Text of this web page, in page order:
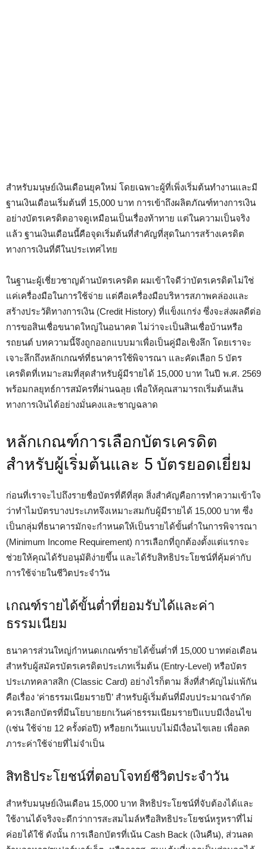
สำหรับมนุษย์เงินเดือนยุคใหม่ โดยเฉพาะผู้ที่เพิ่งเริ่มต้นทำงานและมี
ฐานเงินเดือนเริ่มต้นที่ 15,000 บาท การเข้าถึงผลิตภัณฑ์ทางการเงิน
อย่างบัตรเครดิตอาจดูเหมือนเป็นเรื่องท้าทาย แต่ในความเป็นจริง
แล้ว ฐานเงินเดือนนี้คือจุดเริ่มต้นที่สำคัญที่สุดในการสร้างเครดิต
ทางการเงินที่ดีในประเทศไทย
ในฐานะผู้เชี่ยวชาญด้านบัตรเครดิต ผมเข้าใจดีว่าบัตรเครดิตไม่ใช่
แค่เครื่องมือในการใช้จ่าย แต่คือเครื่องมือบริหารสภาพคล่องและ
สร้างประวัติทางการเงิน (Credit History) ที่แข็งแกร่ง ซึ่งจะส่งผลดีต่อ
การขอสินเชื่อขนาดใหญ่ในอนาคต ไม่ว่าจะเป็นสินเชื่อบ้านหรือ
รถยนต์ บทความนี้จึงถูกออกแบบมาเพื่อเป็นคู่มือเชิงลึก โดยเราจะ
เจาะลึกถึงหลักเกณฑ์ที่ธนาคารใช้พิจารณา และคัดเลือก 5 บัตร
เครดิตที่เหมาะสมที่สุดสำหรับผู้มีรายได้ 15,000 บาท ในปี พ.ศ. 2569
พร้อมกลยุทธ์การสมัครที่ผ่านฉลุย เพื่อให้คุณสามารถเริ่มต้นเส้น
ทางการเงินได้อย่างมั่นคงและชาญฉลาด
หลักเกณฑ์การเลือกบัตรเครดิต
สำหรับผู้เริ่มต้นและ 5 บัตรยอดเยี่ยม
ก่อนที่เราจะไปถึงรายชื่อบัตรที่ดีที่สุด สิ่งสำคัญคือการทำความเข้าใจ
ว่าทำไมบัตรบางประเภทจึงเหมาะสมกับผู้มีรายได้ 15,000 บาท ซึ่ง
เป็นกลุ่มที่ธนาคารมักจะกำหนดให้เป็นรายได้ขั้นต่ำในการพิจารณา
(Minimum Income Requirement) การเลือกที่ถูกต้องตั้งแต่แรกจะ
ช่วยให้คุณได้รับอนุมัติง่ายขึ้น และได้รับสิทธิประโยชน์ที่คุ้มค่ากับ
การใช้จ่ายในชีวิตประจำวัน
เกณฑ์รายได้ขั้นต่ำที่ยอมรับได้และค่า
ธรรมเนียม
ธนาคารส่วนใหญ่กำหนดเกณฑ์รายได้ขั้นต่ำที่ 15,000 บาทต่อเดือน
สำหรับผู้สมัครบัตรเครดิตประเภทเริ่มต้น (Entry-Level) หรือบัตร
ประเภทคลาสสิก (Classic Card) อย่างไรก็ตาม สิ่งที่สำคัญไม่แพ้กัน
คือเรื่อง ‘ค่าธรรมเนียมรายปี’ สำหรับผู้เริ่มต้นที่มีงบประมาณจำกัด
ควรเลือกบัตรที่มีนโยบายยกเว้นค่าธรรมเนียมรายปีแบบมีเงื่อนไข
(เช่น ใช้จ่าย 12 ครั้งต่อปี) หรือยกเว้นแบบไม่มีเงื่อนไขเลย เพื่อลด
ภาระค่าใช้จ่ายที่ไม่จำเป็น
สิทธิประโยชน์ที่ตอบโจทย์ชีวิตประจำวัน
สำหรับมนุษย์เงินเดือน 15,000 บาท สิทธิประโยชน์ที่จับต้องได้และ
ใช้งานได้จริงจะดีกว่าการสะสมไมล์หรือสิทธิประโยชน์หรูหราที่ไม่
ค่อยได้ใช้ ดังนั้น การเลือกบัตรที่เน้น Cash Back (เงินคืน), ส่วนลด